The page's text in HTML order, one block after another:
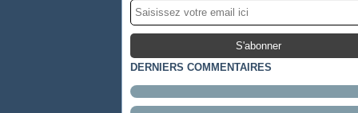
DERNIERS COMMENTAIRES